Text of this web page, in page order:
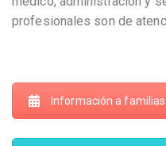
profesionales son de
Información a familias